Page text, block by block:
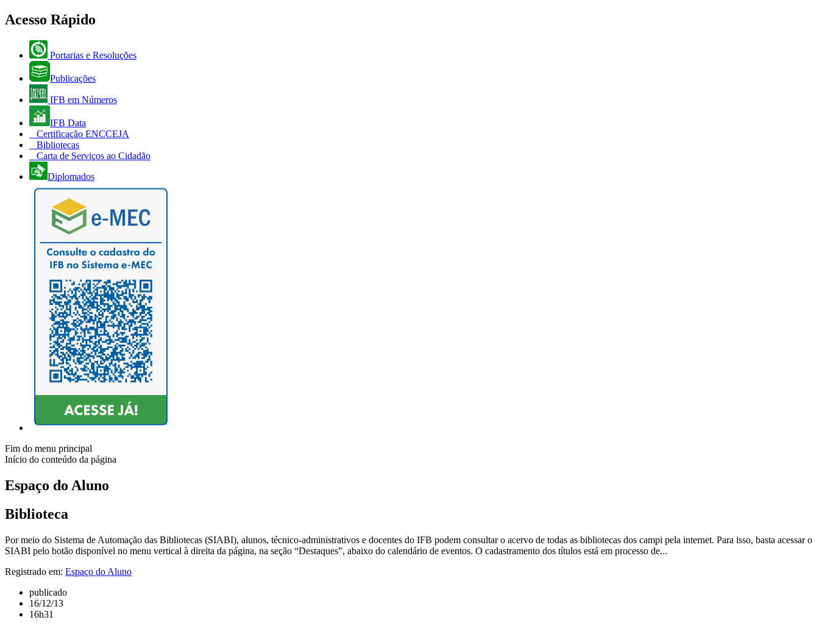
Acesso Rápido
Portarias e Resoluções
Publicações
IFB em Números
IFB Data
Certificação ENCCEJA
Bibliotecas
Carta de Serviços ao Cidadão
Diplomados
Fim do menu principal
Início do conteúdo da página
Espaço do Aluno
Biblioteca
Por meio do Sistema de Automação das Bibliotecas (SIABI), alunos, técnico-administrativos e docentes do IFB podem consultar o acervo de todas as bibliotecas dos campi pela internet. Para isso, basta acessar o
SIABI pelo botão disponível no menu vertical à direita da página, na seção “Destaques”, abaixo do calendário de eventos. O cadastramento dos títulos está em processo de...
Registrado em: Espaço do Aluno
publicado
16/12/13
16h31